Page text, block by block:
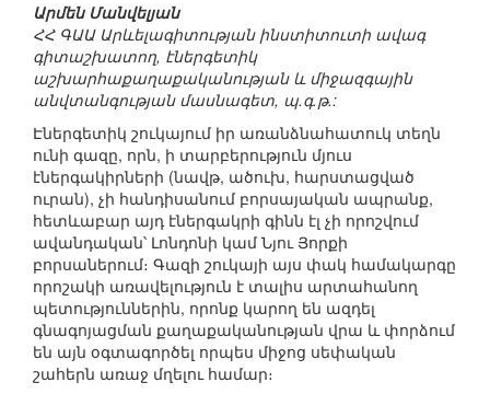
Արմեն Մանվելյան
ՀՀ ԳԱԱ Արևելագիտության ինստիտուտի ավագ
գիտաշխատող, էներգետիկ
աշխարհաքաղաքականության և միջազգային
անվտանգության մասնագետ, պ.գ.թ.:
Էներգետիկ շուկայում իր առանձնահատուկ տեղն
ունի գազը, որն, ի տարբերություն մյուս
էներգակիրների (նավթ, ածուխ, հարստացված
ուրան), չի հանդիսանում բորսայական ապրանք,
հետևաբար այդ էներգակրի գինն էլ չի որոշվում
ավանդական՝ Լոնդոնի կամ Նյու Յորքի
բորսաներում։ Գազի շուկայի այս փակ համակարգը
որոշակի առավելություն է տալիս արտահանող
պետություններին, որոնք կարող են ազդել
գնագոյացման քաղաքականության վրա և փորձում
են այն օգտագործել որպես միջոց սեփական
շահերն առաջ մղելու համար։